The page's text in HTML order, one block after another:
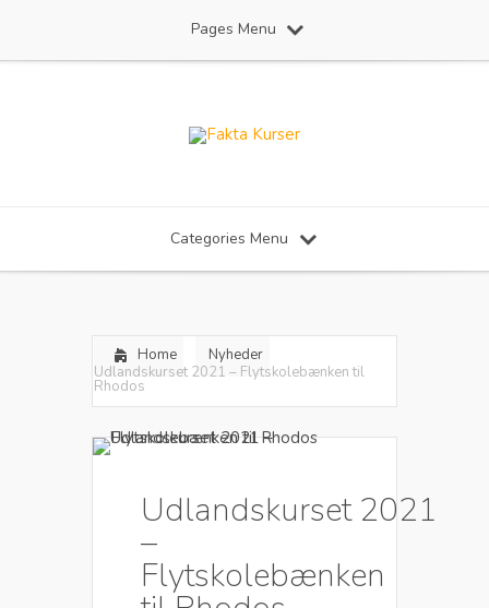
Pages Menu
Categories Menu
Home
Nyheder
Udlandskurset 2021 – Flytskolebænken til
Rhodos
Udlandskurset 2021
–
Flytskolebænken